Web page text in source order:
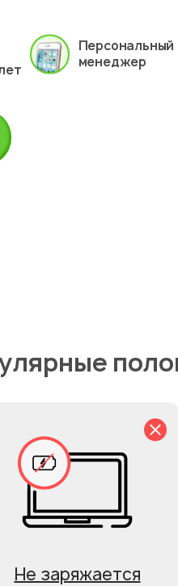
Персональный
менеджер
Не заряжается